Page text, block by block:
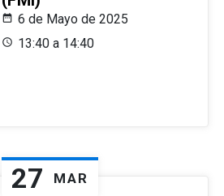
6 de Mayo de 2025
13:40 a 14:40
27 MAR